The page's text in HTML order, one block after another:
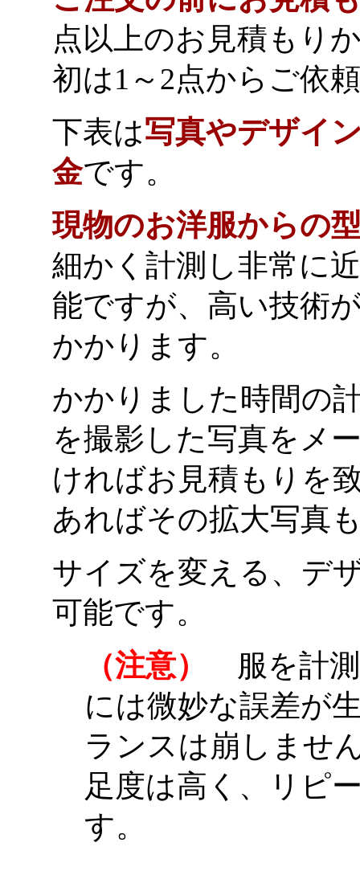
点以上のお見積もり
初は1～2点からご依
下表は写真やデザイ
金です。
現物のお洋服からの
細かく計測し非常に
能ですが、高い技術
かかります。
かかりました時間の
を撮影した写真をメ
ければお見積もりを
あればその拡大写真
サイズを変える、デ
可能です。
（注意）
服を計
には微妙な誤差が
ランスは崩しませ
足度は高く、リピ
す。